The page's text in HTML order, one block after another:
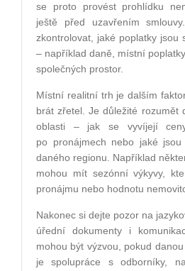
se proto provést prohlídku
ještě před uzavřením
zkontrolovat, jaké poplatky jsou
– například daně, místní
společných prostor.
Místní realitní trh je dalším
brát zřetel. Je důležité rozumět
oblasti – jak se vyvíjejí
po pronájmech nebo jaké jsou
daného regionu. Například
mohou mít sezónní výkyvy,
pronájmu nebo hodnotu
Nakonec si dejte pozor na
úřední dokumenty i
mohou být výzvou, pokud
je spolupráce s odborníky,